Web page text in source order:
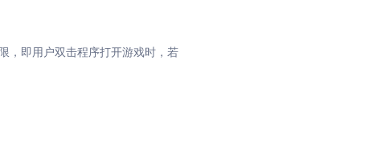
，即用户双击程序打开游戏时，若